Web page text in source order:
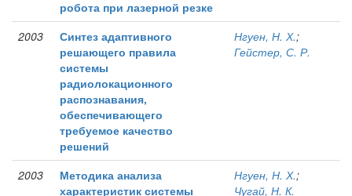
робота при лазерной резке
2003
Синтез адаптивного
решающего правила
системы
радиолокационного
распознавания,
обеспечивающего
требуемое качество
решений
Нгуен, Н. Х.;
Гейстер, С. Р.
2003
Методика анализа
характеристик системы
Нгуен, Н. Х.;
Чугай, Н. К.